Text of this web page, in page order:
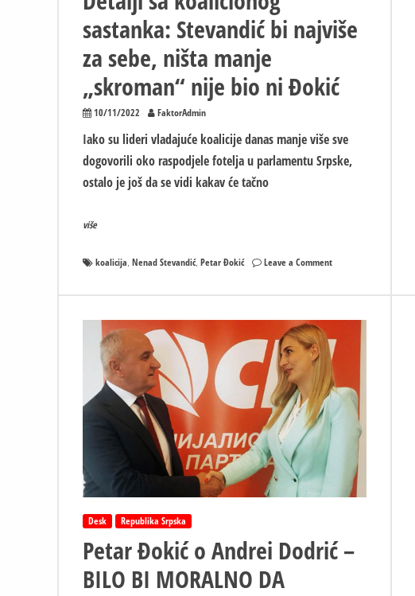
sastanka: Stevandić bi najviše
za sebe, ništa manje
„skroman“ nije bio ni Đokić
10/11/2022 FaktorAdmin
Iako su lideri vladajuće koalicije danas manje više sve
dogovorili oko raspodjele fotelja u parlamentu Srpske,
ostalo je još da se vidi kakav će tačno
više
koalicija Nenad Stevandić, Petar Đokić Leave a Commenton
sa
sastanka:
Stevandić
bi
najviše
za
sebe,
ništa
ni
Desk Republika Srpska
Petar Đokić o Andrei Dodrić –
BILO BI MORALNO DA